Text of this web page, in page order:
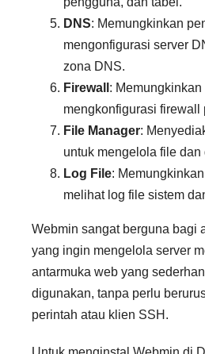
DNS: Memungkinkan
mengonfigurasi server
zona DNS.
Firewall :
mengkonfigurasi firewall
File Manager:
untuk mengelola file dan
Log File:
melihat log file sistem
Webmin sangat berguna bagi
yang ingin mengelola server
antarmuka web yang
digunakan, tanpa perlu
perintah atau klien SSH.